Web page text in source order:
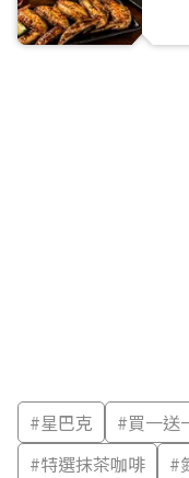
#星巴克 #買一送
#特選抹茶咖啡 #